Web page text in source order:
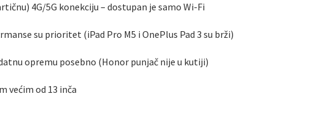
4G/5G konekciju – dostupan je samo Wi-Fi
su prioritet (iPad Pro M5 i OnePlus Pad 3 su brži)
opremu posebno (Honor punjač nije u kutiji)
većim od 13 inča